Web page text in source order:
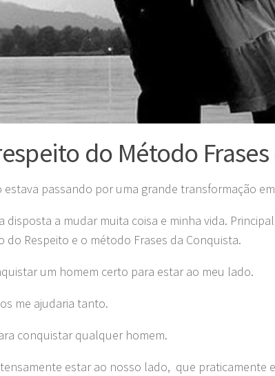
do Método
passando por uma grande transformação
a mudar muita coisa e minha vida.
Respeito e o método Frases da Conquista.
um homem certo para estar ao meu lado.
me ajudaria tanto.
conquistar qualquer homem.
estar ao nosso lado, que praticamente